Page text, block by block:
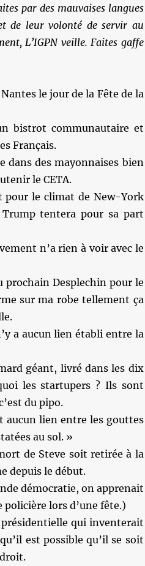
par des mauvaises langues
de leur volonté de servir au
L’IGPN veille. Faites gaffe
le jour de la Fête de la
bistrot communautaire et
Français.
dans des mayonnaises bien
le CETA.
pour le climat de New-York
tentera pour sa part
n’a rien à voir avec le
Desplechin pour le
sur ma robe tellement ça
a aucun lien établi entre la
géant, livré dans les dix
les startupers ? Ils sont
du pipo.
aucun lien entre les gouttes
au sol. »
de Steve soit retirée à la
depuis le début.
démocratie, on apprenait
lors d’une fête.)
qui inventerait
est possible qu’il se soit